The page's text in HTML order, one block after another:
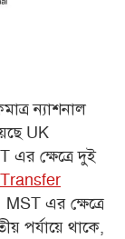
ন্যাশনাল
UK
এর ক্ষেত্রে দুই
। MST এর ক্ষেত্রে
পর্যায়ে থাকে,